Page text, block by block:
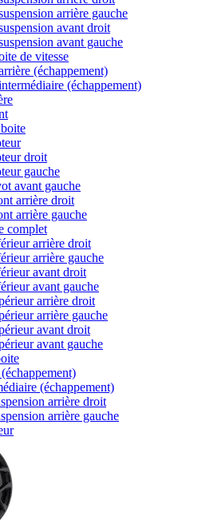
arrière gauche
avant droit
avant gauche
de vitesse
(échappement)
(échappement)
droit
gauche
avant gauche
arrière droit
arrière gauche
complet
arrière droit
arrière gauche
avant droit
avant gauche
arrière droit
arrière gauche
avant droit
avant gauche
(échappement)
arrière droit
arrière gauche